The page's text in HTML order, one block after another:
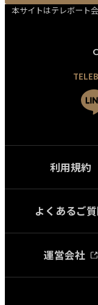
本サイトはテレボート
利用規約
よくあるご
運営会社